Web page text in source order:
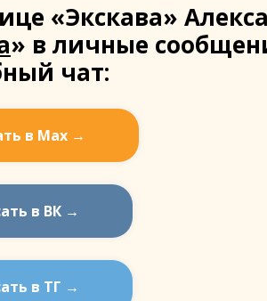
«Экскава»
» в личные
чат:
в Мах →
в ВК →
в ТГ →